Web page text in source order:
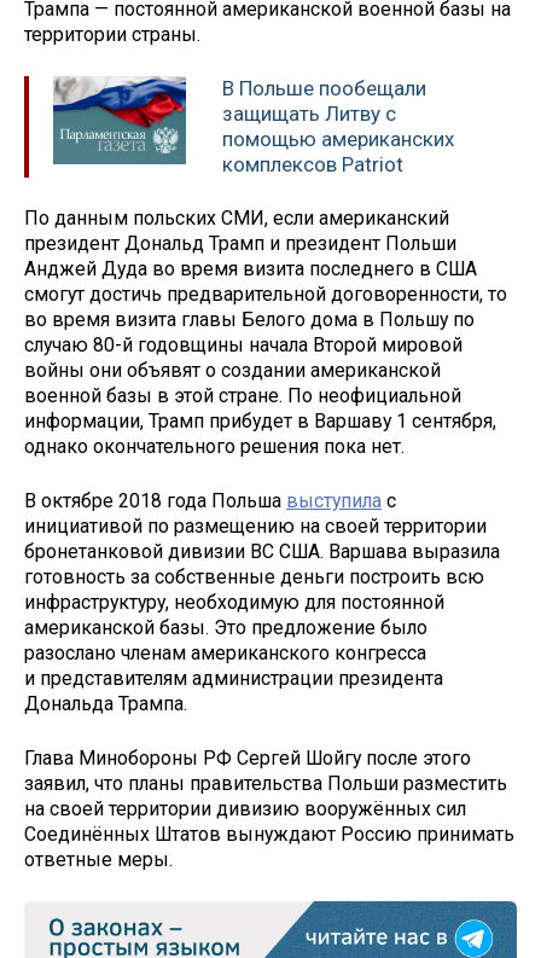
Трампа — постоянной американской военной базы на
территории страны.
В Польше пообещали
защищать Литву с
помощью американских
комплексов Patriot
По данным польских СМИ, если американский
президент Дональд Трамп и президент Польши
Анджей Дуда во время визита последнего в США
смогут достичь предварительной договоренности, то
во время визита главы Белого дома в Польшу по
случаю 80-й годовщины начала Второй мировой
войны они объявят о создании американской
военной базы в этой стране. По неофициальной
информации, Трамп прибудет в Варшаву 1 сентября,
однако окончательного решения пока нет.
В октябре 2018 года Польша выступила с
инициативой по размещению на своей территории
бронетанковой дивизии ВС США. Варшава выразила
готовность за собственные деньги построить всю
инфраструктуру, необходимую для постоянной
американской базы. Это предложение было
разослано членам американского конгресса
и представителям администрации президента
Дональда Трампа.
Глава Минобороны РФ Сергей Шойгу после этого
заявил, что планы правительства Польши разместить
на своей территории дивизию вооружённых сил
Соединённых Штатов вынуждают Россию принимать
ответные меры.